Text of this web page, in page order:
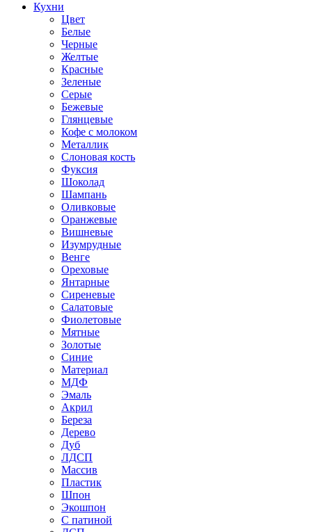
Кухни
Цвет
Белые
Черные
Желтые
Красные
Зеленые
Серые
Бежевые
Глянцевые
Кофе с молоком
Металлик
Слоновая кость
Фуксия
Шоколад
Шампань
Оливковые
Оранжевые
Вишневые
Изумрудные
Венге
Ореховые
Янтарные
Сиреневые
Салатовые
Фиолетовые
Мятные
Золотые
Синие
Материал
МДФ
Эмаль
Акрил
Береза
Дерево
Дуб
ЛДСП
Массив
Пластик
Шпон
Экошпон
С патиной